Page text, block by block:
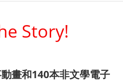
Story!
畫和140本非文學電子